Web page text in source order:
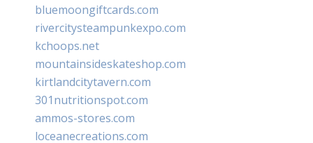
bluemoongiftcards.com
rivercitysteampunkexpo.com
kchoops.net
mountainsideskateshop.com
kirtlandcitytavern.com
301nutritionspot.com
ammos-stores.com
loceanecreations.com